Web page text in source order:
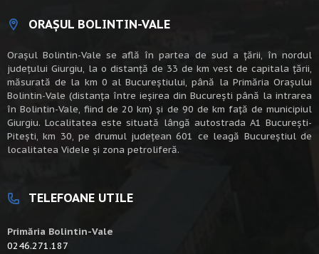
ORAȘUL BOLINTIN-VALE
Oraşul Bolintin-Vale se află în partea de sud a ţării, în nordul
judeţului Giurgiu, la o distanţă de 33 de km vest de capitala țării,
măsurată de la km 0 al Bucureștiului, până la Primăria Orașului
Bolintin-Vale (distanța între ieșirea din București până la intrarea
în Bolintin-Vale, fiind de 20 km) şi de 90 de km faţă de municipiul
Giurgiu. Localitatea este situată lângă autostrada A1 Bucureşti-
Piteşti, km 30, pe drumul judeţean 601 ce leagă Bucureştiul de
localitatea Videle şi zona petroliferă.
TELEFOANE UTILE
Primăria Bolintin-Vale
0246.271.187